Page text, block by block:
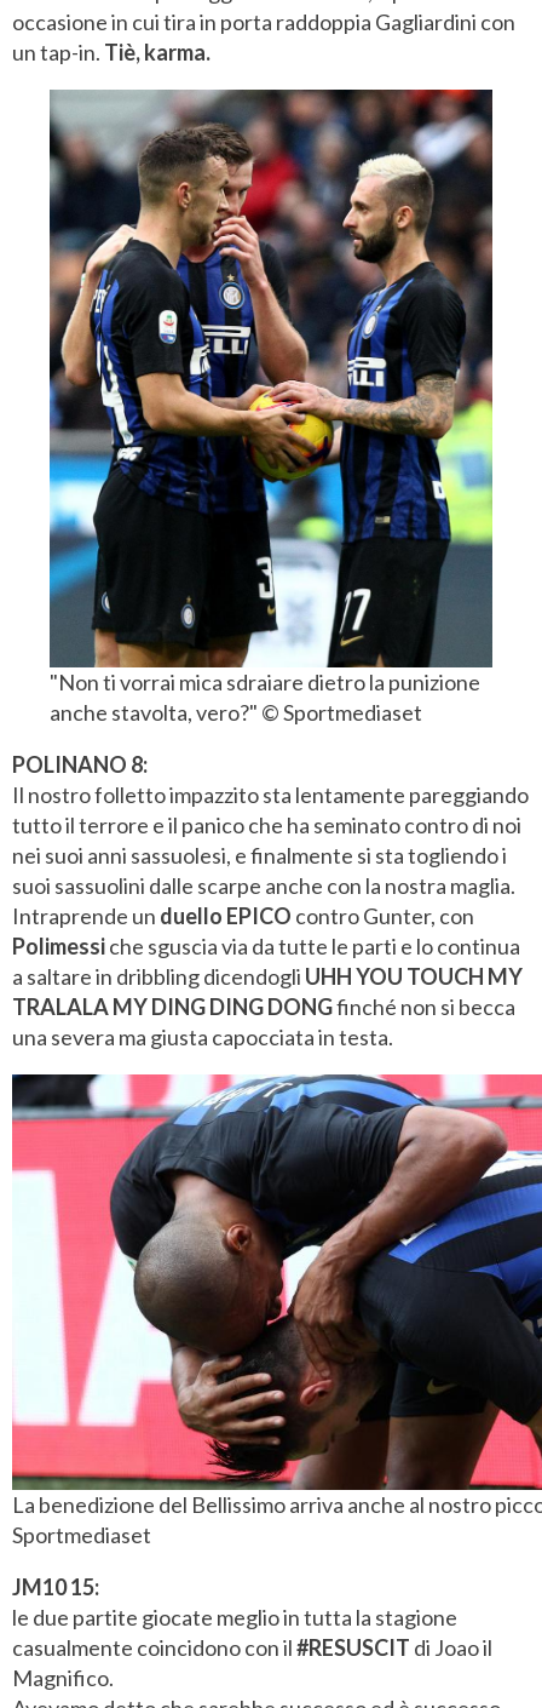
occasione in cui tira in porta raddoppia Gagliardini con
un tap-in. Tiè, karma.
"Non ti vorrai mica sdraiare dietro la punizione
anche stavolta, vero?" © Sportmediaset
POLINANO 8:
Il nostro folletto impazzito sta lentamente pareggiando
tutto il terrore e il panico che ha seminato contro di noi
nei suoi anni sassuolesi, e finalmente si sta togliendo i
suoi sassuolini dalle scarpe anche con la nostra maglia.
Intraprende un duello EPICO contro Gunter, con
Polimessiche sguscia via da tutte le parti e lo continua
a saltare in dribbling dicendogli UHH YOU TOUCH MY
TRALALA MY DING DINGDONGfinché non si becca
una severa ma giusta capocciata in testa.
La benedizione del Bellissimo arriva anche al nostro
Sportmediaset
JM10 15:
le due partite giocate meglio in tutta la stagione
casualmente coincidono con il#RESUSCIT di Joao il
Magnifico.